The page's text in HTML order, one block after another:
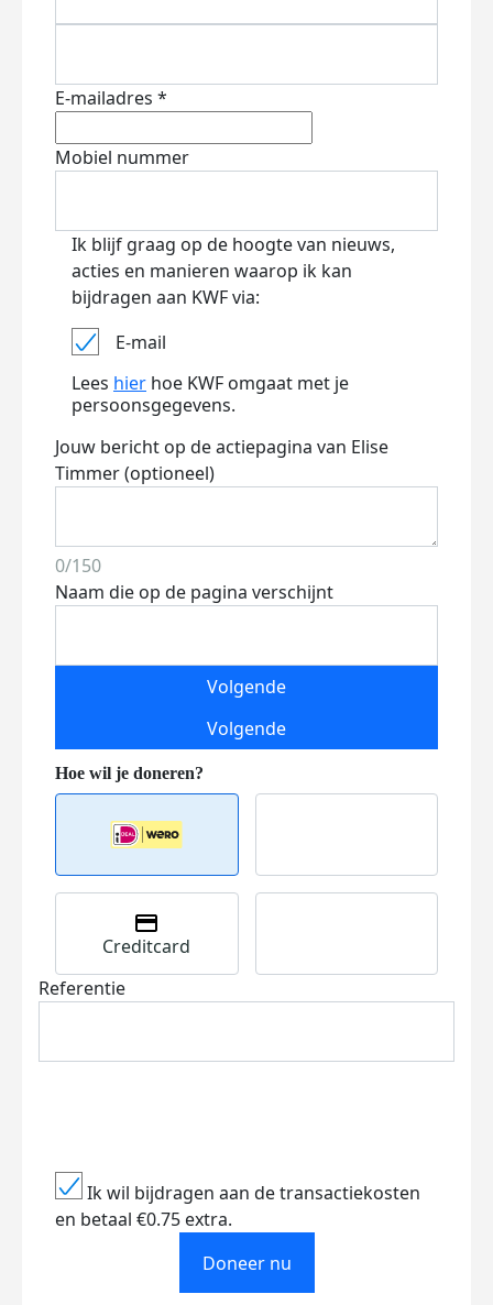
E-mailadres *
Mobiel nummer
Ik blijf graag op de hoogte van nieuws,
acties en manieren waarop ik kan
bijdragen aan KWF via:
E-mail
Lees hier hoe KWF omgaat met je
persoonsgegevens.
Jouw bericht op de actiepagina van Elise
Timmer (optioneel)
0/150
Naam die op de pagina verschijnt
Volgende
Volgende
Creditcard
Referentie
Ik wil bijdragen aan de transactiekosten
en betaal €0.75 extra.
Doneer nu